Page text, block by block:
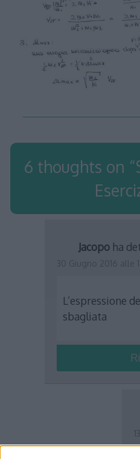
6 thoughts on “
Jacopo ha
L’espressione
sbagliata